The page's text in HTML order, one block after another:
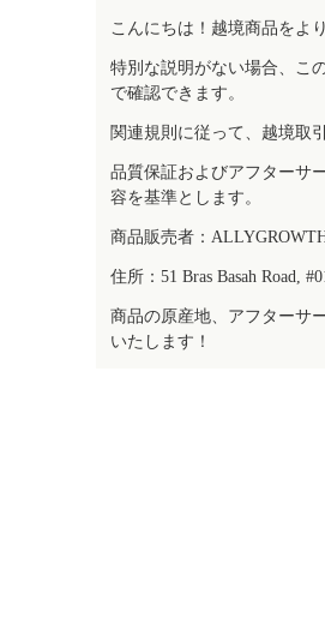
こんにちは！越境商品をよ
特別な説明がない場合、こ
で確認できます。
関連規則に従って、越境取
品質保証およびアフターサ
容を基準とします。
商品販売者：
住所：51 Bras Basah Road,
商品の原産地、アフターサ
いたします！